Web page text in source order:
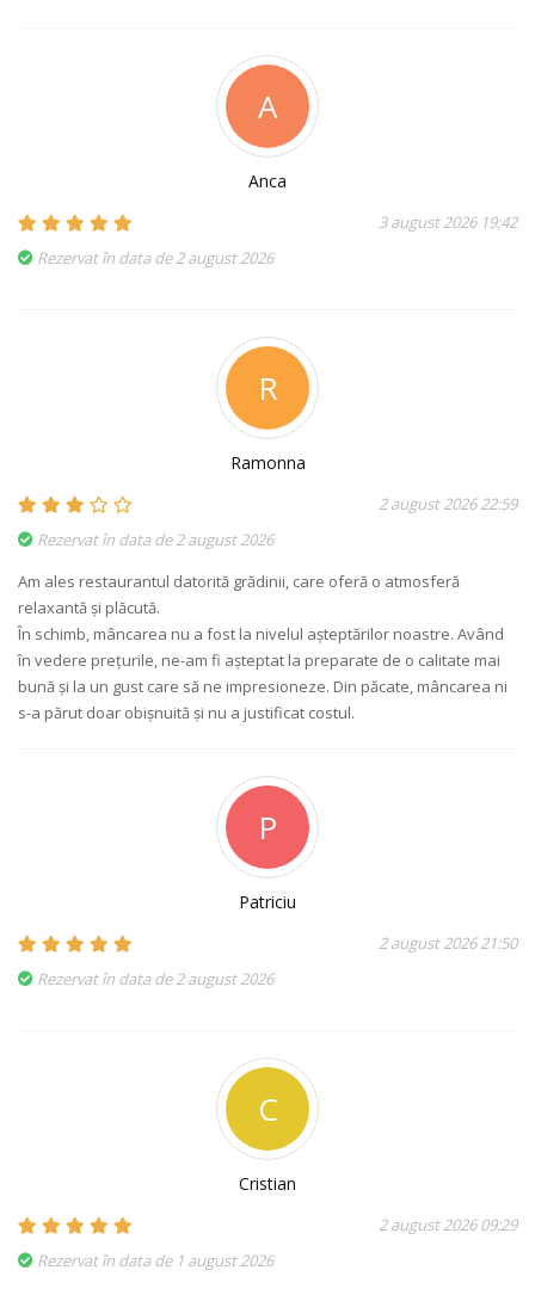
A
Anca
3 august 2026 19:42
Rezervat în data de 2 august 2026
R
Ramonna
2 august 2026 22:59
Rezervat în data de 2 august 2026
Am ales restaurantul datorită grădinii, care oferă o atmosferă
relaxantă și plăcută.
În schimb, mâncarea nu a fost la nivelul așteptărilor noastre. Având
în vedere prețurile, ne-am fi așteptat la preparate de o calitate mai
bună și la un gust care să ne impresioneze. Din păcate, mâncarea ni
s-a părut doar obișnuită și nu a justificat costul.
P
Patriciu
2 august 2026 21:50
Rezervat în data de 2 august 2026
C
Cristian
2 august 2026 09:29
Rezervat în data de 1 august 2026